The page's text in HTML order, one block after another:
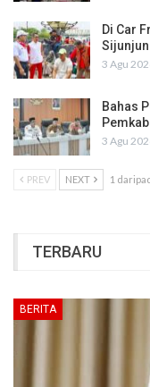
Di Car
3 Agu
Bahas
3 Agu
PREV NEXT 1
TERBARU
BERITA